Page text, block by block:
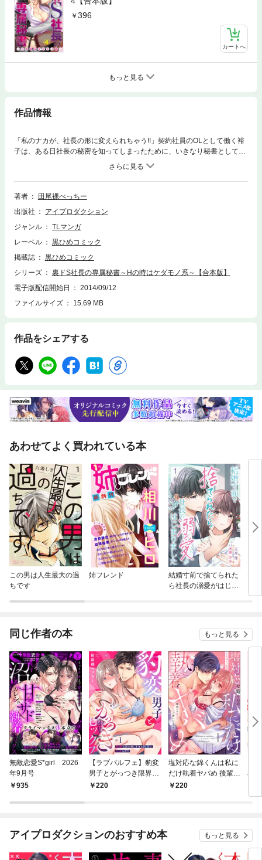
396
カートへ
もっと見る
作品情報
「私のナカが、社長の形に変えられちゃう!!」契約社員のOLとして働く裕
子は、ある日社長の秘密を知ってしまったために、いきなり秘書として任
命されてしまう。社長の秘密にとまどうも、ある時は女性よりも繊細で、
男性よりも野獣系。Hの時も猛々しくてエロティック…謎めいた社長に、
すっかり心とカラダが飼いならされてしまって…!?1～3話収録セット売
り。
著者
田尾裸べっちー
出版社
アイプロダクション
ジャンル
TLマンガ
レーベル
黒ひめコミック
掲載誌
黒ひめコミック
シリーズ
裏ドS社長の専属秘書～Hの時はケダモノ系～【合本版】
電子版配信開始日
2014/09/12
ファイルサイズ
15.69 MB
作品をシェアする
あわせてよく買われている本
この男は人生最大の過
ちです
姉フレンド
結婚寸前で捨てられた
ら社長の溺愛がはじま
セ
同じ作者の本 もっと見る
無敵恋愛S*girl 2026
年9月号
935
【ラブパルフェ】豹変
男子とがっつき限界セ
ックス～野獣な彼の激
220
塩対応な錦くんは私に
だけ執着ヤバめ 後輩と
の激イキSEXで囲われ
220
アイプロダクションのおすすめ本 もっと見る